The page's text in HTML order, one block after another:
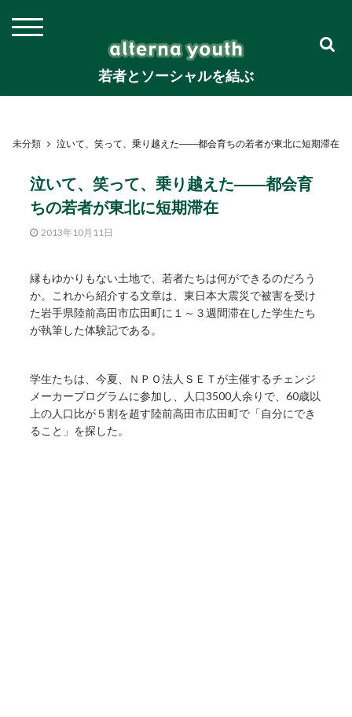
若者とソーシャルを結ぶ
未分類 泣いて、笑って、乗り越えた――都会育ちの若者が東北に短期滞在
泣いて、笑って、乗り越えた――都会育
ちの若者が東北に短期滞在
2013年10月11日
縁もゆかりもない土地で、若者たちは何ができるのだろう
か。これから紹介する文章は、東日本大震災で被害を受け
た岩手県陸前高田市広田町に１～３週間滞在した学生たち
が執筆した体験記である。
学生たちは、今夏、ＮＰＯ法人ＳＥＴが主催するチェンジ
メーカープログラムに参加し、人口3500人余りで、60歳以
上の人口比が５割を超す陸前高田市広田町で「自分にでき
ること」を探した。